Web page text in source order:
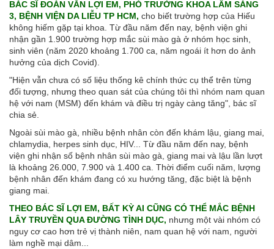
BÁC SĨ ĐOÀN VĂN LỢI EM, PHÓ TRƯỞNG KHOA LÂM SÀNG
3, BỆNH VIỆN DA LIỄU TP HCM, cho biết trường hợp của Hiếu
không hiếm gặp tại khoa. Từ đầu năm đến nay, bệnh viện ghi
nhận gần 1.900 trường hợp mắc sùi mào gà ở nhóm học sinh,
sinh viên (năm 2020 khoảng 1.700 ca, năm ngoái ít hơn do ảnh
hưởng của dịch Covid).
"Hiện vẫn chưa có số liệu thống kê chính thức cụ thể trên từng
đối tượng, nhưng theo quan sát của chúng tôi thì nhóm nam quan
hệ với nam (MSM) đến khám và điều trị ngày càng tăng", bác sĩ
chia sẻ.
Ngoài sùi mào gà, nhiều bệnh nhân còn đến khám lậu, giang mai,
chlamydia, herpes sinh dục, HIV... Từ đầu năm đến nay, bệnh
viện ghi nhận số bệnh nhân sùi mào gà, giang mai và lậu lần lượt
là khoảng 26.000, 7.900 và 1.400 ca. Thời điểm cuối năm, lượng
bệnh nhân đến khám đang có xu hướng tăng, đặc biệt là bệnh
giang mai.
THEO BÁC SĨ LỢI EM, BẤT KỲ AI CŨNG CÓ THỂ MẮC BỆNH
LÂY TRUYỀN QUA ĐƯỜNG TÌNH DỤC, nhưng một vài nhóm có
nguy cơ cao hơn trẻ vị thành niên, nam quan hệ với nam, người
làm nghề mại dâm...